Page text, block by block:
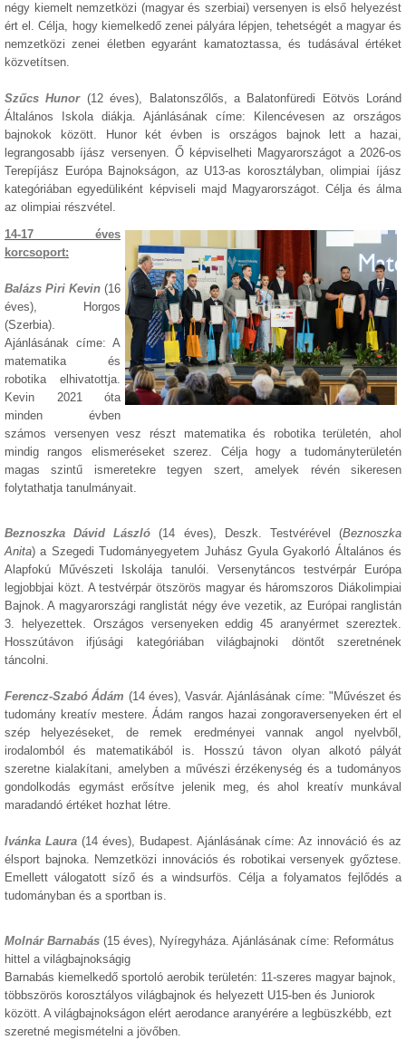
négy kiemelt nemzetközi (magyar és szerbiai) versenyen is első helyezést
ért el. Célja, hogy kiemelkedő zenei pályára lépjen, tehetségét a magyar és
nemzetközi zenei életben egyaránt kamatoztassa, és tudásával értéket
közvetítsen.
Szűcs Hunor(12 éves), Balatonszőlős, a Balatonfüredi Eötvös Loránd
Általános Iskola diákja. Ajánlásának címe: Kilencévesen az országos
bajnokok között. Hunor két évben is országos bajnok lett a hazai,
legrangosabb íjász versenyen. Ő képviselheti Magyarországot a 2026-os
Terepíjász Európa Bajnokságon, az U13-as korosztályban, olimpiai íjász
kategóriában egyedüliként képviseli majd Magyarországot. Célja és álma
az olimpiai részvétel.
14-17 éves
korcsoport:
Balázs Piri Kevin (16
éves), Horgos
(Szerbia).
Ajánlásának címe: A
matematika és
robotika elhivatottja.
Kevin 2021 óta
minden évben
számos versenyen vesz részt matematika és robotika területén, ahol
mindig rangos elismeréseket szerez. Célja hogy a tudományterületén
magas szintű ismeretekre tegyen szert, amelyek révén sikeresen
folytathatja tanulmányait.
Beznoszka Dávid László (14 éves), Deszk. Testvérével (Beznoszka
Anita) a Szegedi Tudományegyetem Juhász Gyula Gyakorló Általános és
Alapfokú Művészeti Iskolája tanulói. Versenytáncos testvérpár Európa
legjobbjai közt. A testvérpár ötszörös magyar és háromszoros Diákolimpiai
Bajnok. A magyarországi ranglistát négy éve vezetik, az Európai ranglistán
3. helyezettek. Országos versenyeken eddig 45 aranyérmet szereztek.
Hosszútávon ifjúsági kategóriában világbajnoki döntőt szeretnének
táncolni.
Ferencz-Szabó Ádám (14 éves), Vasvár. Ajánlásának címe: "Művészet és
tudomány kreatív mestere. Ádám rangos hazai zongoraversenyeken ért el
szép helyezéseket, de remek eredményei vannak angol nyelvből,
irodalomból és matematikából is. Hosszú távon olyan alkotó pályát
szeretne kialakítani, amelyben a művészi érzékenység és a tudományos
gondolkodás egymást erősítve jelenik meg, és ahol kreatív munkával
maradandó értéket hozhat létre.
Ivánka Laura(14 éves), Budapest. Ajánlásának címe: Az innováció és az
élsport bajnoka. Nemzetközi innovációs és robotikai versenyek győztese.
Emellett válogatott síző és a windsurfös. Célja a folyamatos fejlődés a
tudományban és a sportban is.
Molnár Barnabás (15 éves), Nyíregyháza. Ajánlásának címe: Református
hittel a világbajnokságig
Barnabás kiemelkedő sportoló aerobik területén: 11-szeres magyar bajnok,
többszörös korosztályos világbajnok és helyezett U15-ben és Juniorok
között. A világbajnokságon elért aerodance aranyérére a legbüszkébb, ezt
szeretné megismételni a jövőben.